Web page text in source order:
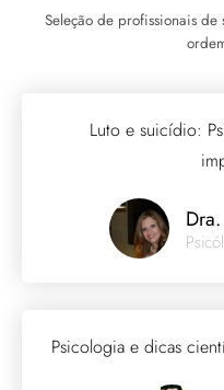
Seleção de profissionais
Luto e suicídio:
Psicologia e dicas